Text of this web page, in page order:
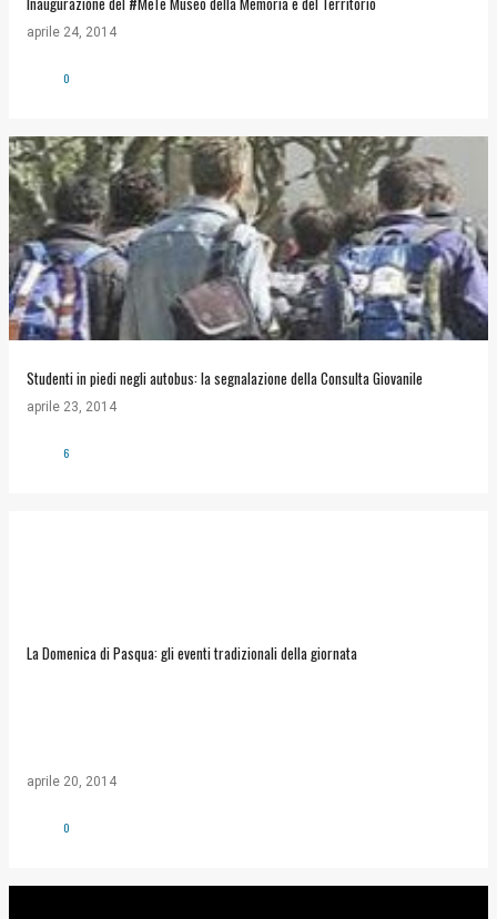
aprile 24, 2014
0
Studenti in piedi negli autobus: la segnalazione della Consulta Giovanile
aprile 23, 2014
6
La Domenica di Pasqua: gli eventi tradizionali della giornata
aprile 20, 2014
0